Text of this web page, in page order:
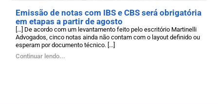
Emissão de notas com IBS e CBS será obrigatória
em etapas a partir de agosto
[…] De acordo com um levantamento feito pelo escritório Martinelli
Advogados, cinco notas ainda não contam com o layout definido ou
esperam por documento técnico. [...]
Continuar lendo...